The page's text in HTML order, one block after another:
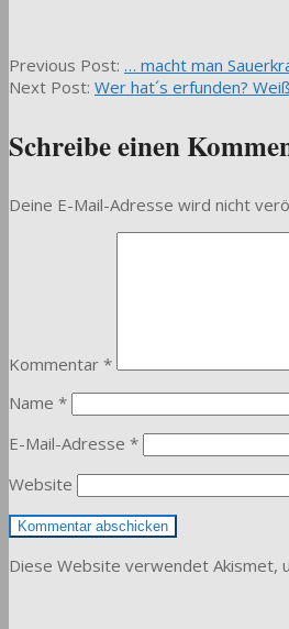
2011-
11-
Previous Post: … macht man
Next Post: Wer hat´s erfunden?
Schreibe einen
Deine E-Mail-Adresse wird nicht
Kommentar *
Name *
E-Mail-Adresse *
Website
Diese Website verwendet Akismet,